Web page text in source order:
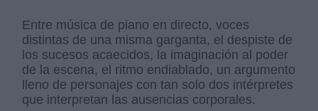
Entre música de piano en directo, voces
distintas de una misma garganta, el despiste de
los sucesos acaecidos, la imaginación al poder
de la escena, el ritmo endiablado, un argumento
lleno de personajes con tan solo dos intérpretes
que interpretan las ausencias corporales.